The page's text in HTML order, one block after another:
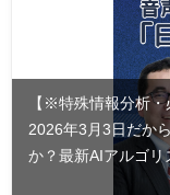
【※特殊情報分析
2026年3月3日だか
か？最新AIアルゴリ